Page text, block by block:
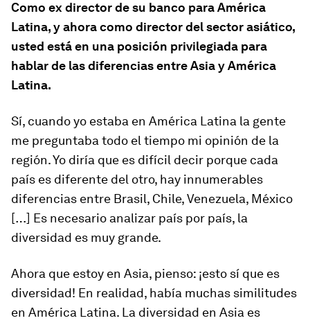
Como ex director de su banco para América
Latina, y ahora como director del sector asiático,
usted está en una posición privilegiada para
hablar de las diferencias entre Asia y América
Latina.
Sí, cuando yo estaba en América Latina la gente
me preguntaba todo el tiempo mi opinión de la
región. Yo diría que es difícil decir porque cada
país es diferente del otro, hay innumerables
diferencias entre Brasil, Chile, Venezuela, México
[…] Es necesario analizar país por país, la
diversidad es muy grande.
Ahora que estoy en Asia, pienso: ¡esto sí que es
diversidad! En realidad, había muchas similitudes
en América Latina. La diversidad en Asia es